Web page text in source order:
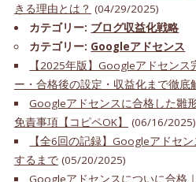
きる理由とは？ (04/29/2025)
カテゴリー: ブログ収益化戦略
カテゴリー: Googleアドセンス
【2025年版】Googleアドセン
ー・合格後の設定・収益化まで徹底
Googleアドセンスに合格した雛
免責事項【コピペOK】
(06/16/2025)
【全6回の記録】Googleアドセ
するまで(05/20/2025)
Googleアドセンスについに合格